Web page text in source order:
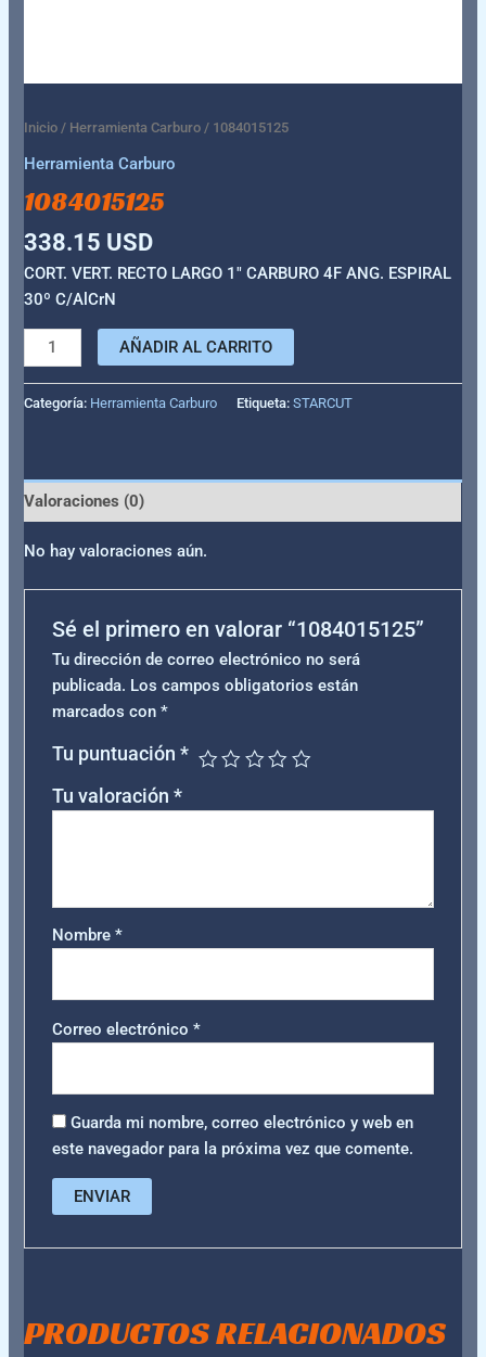
Inicio / Herramienta Carburo / 1084015125
Herramienta Carburo
1084015125
338.15 USD
CORT. VERT. RECTO LARGO 1″ CARBURO 4F ANG. ESPIRAL
30º C/AlCrN
AÑADIR AL CARRITO
Categoría: Herramienta Carburo Etiqueta:STARCUT
Valoraciones (0)
No hay valoraciones aún.
Sé el primero en valorar “1084015125”
Tu dirección de correo electrónico no será
publicada. Los campos obligatorios están
marcados con *
Tu puntuación *
Tu valoración *
Nombre *
Correo electrónico *
Guarda mi nombre, correo electrónico y web en
este navegador para la próxima vez que comente.
PRODUCTOS RELACIONADOS